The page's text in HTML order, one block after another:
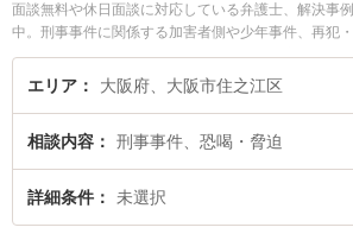
面談無料や休日面談に対応している弁護士、解決事
中。刑事事件に関係する加害者側や少年事件、再犯
での絞り込み検索もでき便利です。特に住之江法律
のプロフィール情報や弁護士費用、強みなどが注目
い』『初回相談無料で恐喝・脅迫を法律相談できる
に相談予約したい』などでお困りの相談者さんにお
エリア 大阪府、大阪市住之江区
相談内容 刑事事件、恐喝・脅迫
詳細条件 未選択